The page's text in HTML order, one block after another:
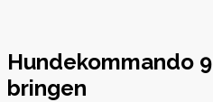
Hundekommando
bringen